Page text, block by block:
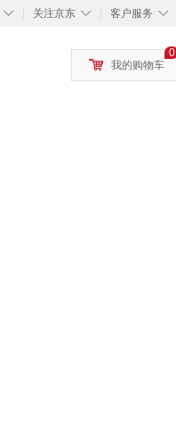
◇ ◇
关注京东 ◇
客户服务
0
我的购物车